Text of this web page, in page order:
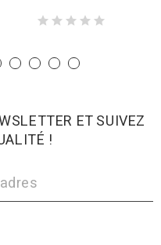
ET SUIVEZ
!